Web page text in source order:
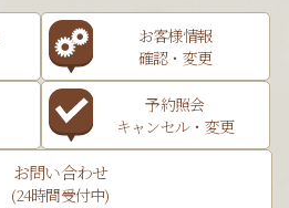
お客様情報
確認・変更
予約照会
キャンセル・変更
お問い合わせ
(24時間受付中)